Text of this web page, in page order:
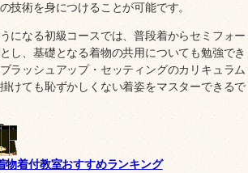
技術を身につけることが可能です。
になる初級コースでは、普段着からセミフォー
し、基礎となる着物の共用についても勉強でき
ラッシュアップ・セッティングのカリキュラム
けても恥ずかしくない着姿をマスターできるで
物着付教室おすすめランキング